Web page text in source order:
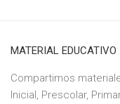
MATERIAL EDUCATIVO
Compartimos
Inicial, Prescolar,